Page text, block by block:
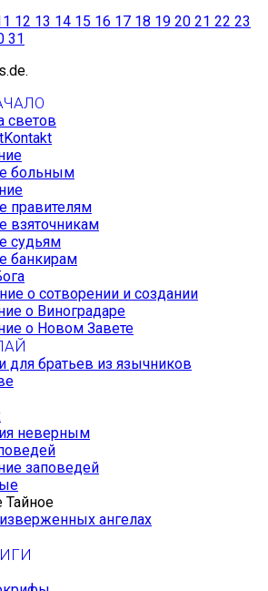
12 13 14 15 16 17 18 19 20 21 22 23
31
светов
Kontakt
больным
правителям
взяточникам
судьям
банкирам
о сотворении и создании
о Виноградаре
о Новом Завете
для братьев из язычников
неверным
заповедей
Тайное
ангелах